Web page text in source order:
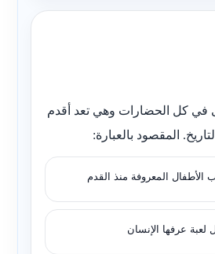
في كل الحضارات وهي تعد أقدم
المقصود بالعبارة:
الأطفال المعروفة منذ القدم
لعبة عرفها الإنسان